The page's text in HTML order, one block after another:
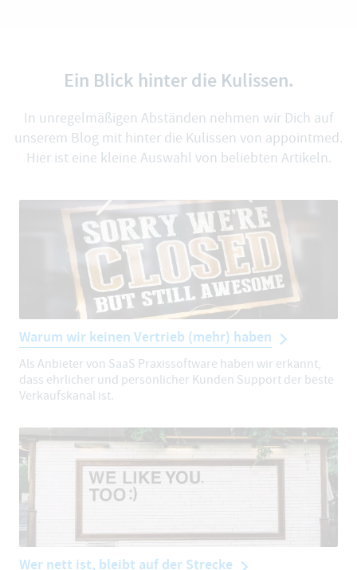
Ein Blick hinter die Kulissen.
In unregelmäßigen Abständen nehmen wir Dich auf
unserem Blog mit hinter die Kulissen von appointmed.
Hier ist eine kleine Auswahl von beliebten Artikeln.
Warum wir keinen Vertrieb (mehr) haben
Als Anbieter von SaaS Praxissoftware haben wir erkannt,
dass ehrlicher und persönlicher Kunden Support der beste
Verkaufskanal ist.
Wer nett ist, bleibt auf der Strecke